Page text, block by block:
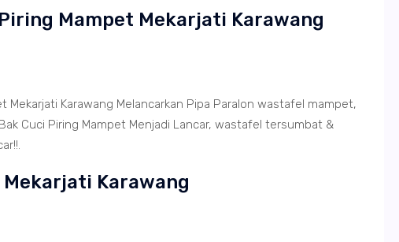
Mampet Mekarjati Karawang
Mekarjati Karawang Melancarkan Pipa Paralon wastafel mampet,
Cuci Piring Mampet Menjadi Lancar, wastafel tersumbat &
Karawang